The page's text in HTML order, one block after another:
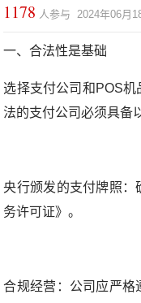
1178 人参与 2024年06月
一、合法性是基础
选择支付公司和POS
法的支付公司必须具备
央行颁发的支付牌照：
务许可证》。
合规经营：公司应严格